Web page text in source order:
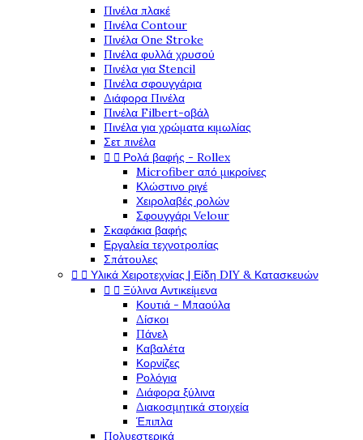
Πινέλα πλακέ
Πινέλα Contour
Πινέλα One Stroke
Πινέλα φυλλά χρυσού
Πινέλα για Stencil
Πινέλα σφουγγάρια
Διάφορα Πινέλα
Πινέλα Filbert-οβάλ
Πινέλα για χρώματα κιμωλίας
Σετ πινέλα
  Ρολά βαφής - Rollex
Microfiber από μικροίνες
Κλώστινο ριγέ
Χειρολαβές ρολών
Σφουγγάρι Velour
Σκαφάκια βαφής
Εργαλεία τεχνοτροπίας
Σπάτουλες
  Υλικά Χειροτεχνίας | Είδη DIY & Κατασκευών
  Ξύλινα Αντικείμενα
Κουτιά - Μπαούλα
Δίσκοι
Πάνελ
Καβαλέτα
Κορνίζες
Ρολόγια
Διάφορα ξύλινα
Διακοσμητικά στοιχεία
Έπιπλα
Πολυεστερικά